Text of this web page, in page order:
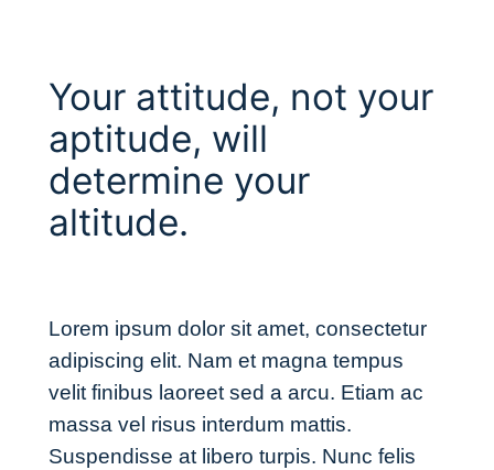
Your attitude, not your
aptitude, will
determine your
altitude.
Lorem ipsum dolor sit amet, consectetur
adipiscing elit. Nam et magna tempus
velit finibus laoreet sed a arcu. Etiam ac
massa vel risus interdum mattis.
Suspendisse at libero turpis. Nunc felis